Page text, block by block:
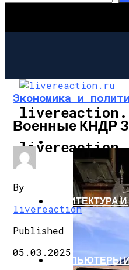
АРХИТЕКТУРА
КОМПЬЮТЕРЫ
Экономика и
Военные КНДР
By
livereaction
Published
05.03.2025